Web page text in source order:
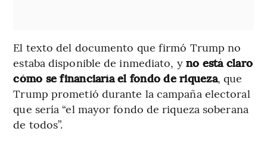
El texto del documento que firmó Trump no
estaba disponible de inmediato, yno está claro
cómo se financiaría el fondo de riqueza, que
Trump prometió durante la campaña electoral
que sería “el mayor fondo de riqueza soberana
de todos”.